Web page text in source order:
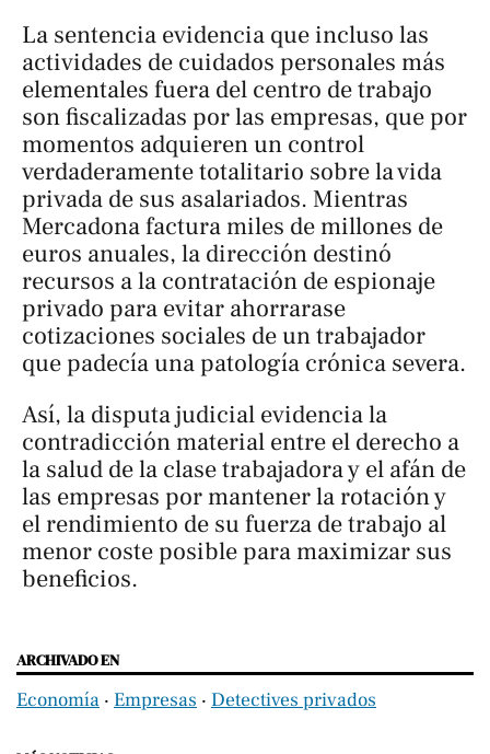
La sentencia evidencia que incluso las
actividades de cuidados personales más
elementales fuera del centro de trabajo
son fiscalizadas por las empresas, que por
momentos adquieren un control
verdaderamente totalitario sobre la vida
privada de sus asalariados. Mientras
Mercadona factura miles de millones de
euros anuales, la dirección destinó
recursos a la contratación de espionaje
privado para evitar ahorrarase
cotizaciones sociales de un trabajador
que padecía una patología crónica severa.
Así, la disputa judicial evidencia la
contradicción material entre el derecho a
la salud de la clase trabajadora y el afán de
las empresas por mantener la rotación y
el rendimiento de su fuerza de trabajo al
menor coste posible para maximizar sus
beneficios.
ARCHIVADO EN
Economía ‧ Empresas ‧ Detectives privados